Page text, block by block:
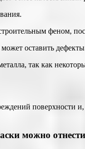
феном,
оставить
так как
поверхности и,
можно